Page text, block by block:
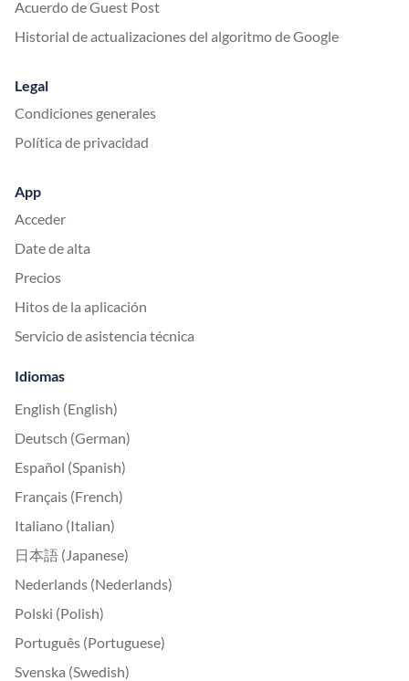
Acuerdo de Guest Post
Historial de actualizaciones del algoritmo de Google
Legal
Condiciones generales
Política de privacidad
App
Acceder
Date de alta
Precios
Hitos de la aplicación
Servicio de asistencia técnica
Idiomas
English (English)
Deutsch (German)
Español (Spanish)
Français (French)
Italiano (Italian)
日本語 (Japanese)
Nederlands (Nederlands)
Polski (Polish)
Português (Portuguese)
Svenska (Swedish)